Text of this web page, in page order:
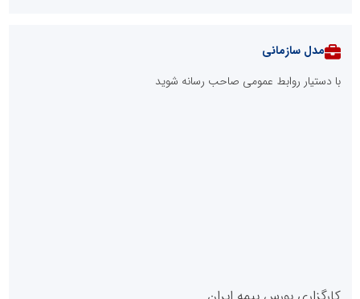
مدل سازمانی
با دستیار روابط عمومی صاحب رسانه شوید